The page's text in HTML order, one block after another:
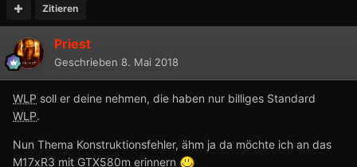
Zitieren
Priest
Geschrieben 8. Mai 2018
WLP soll er deine nehmen, die haben nur billiges Standard
WLP.
Nun Thema Konstruktionsfehler, ähm ja da möchte ich an das
M17xR3 mit GTX580m erinnern